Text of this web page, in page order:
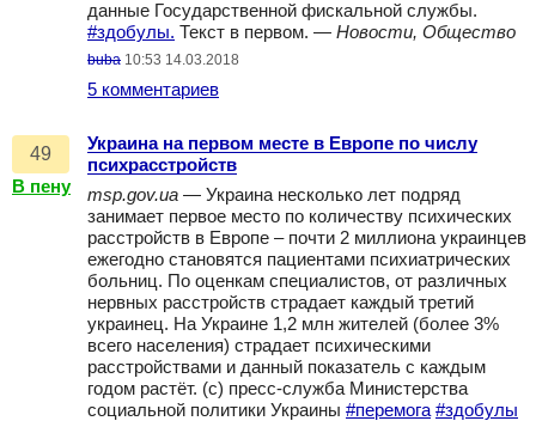
данные Государственной фискальной службы.
#здобулы. Текст в первом. — Новости, Общество
buba 10:53 14.03.2018
5 комментариев
49
В пену
Украина на первом месте в Европе по числу
психрасстройств
msp.gov.ua — Украина несколько лет подряд
занимает первое место по количеству психических
расстройств в Европе – почти 2 миллиона украинцев
ежегодно становятся пациентами психиатрических
больниц. По оценкам специалистов, от различных
нервных расстройств страдает каждый третий
украинец. На Украине 1,2 млн жителей (более 3%
всего населения) страдает психическими
расстройствами и данный показатель с каждым
годом растёт. (с) пресс-служба Министерства
социальной политики Украины #перемога #здобулы